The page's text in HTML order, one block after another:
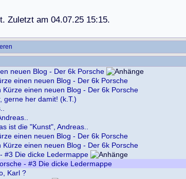
t. Zu etzt am 04.07.25 15:15.
neuen Blog - Der 6k Porsche
einen neuen Blog - Der 6k Porsche
Kürze einen neuen Blog - Der 6k Porsche
gerne her damit! (k.T.)
ist die "Kunst", Andreas..
einen neuen Blog - Der 6k Porsche
Kürze einen neuen Blog - Der 6k Porsche
#3 Die dicke Ledermappe
- #3 Die dicke Ledermappe
Karl ?